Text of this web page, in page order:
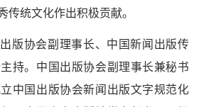
传统文化作出积极贡献。
版协会副理事长、中国新闻出版传
持。中国出版协会副理事长兼秘书
中国出版协会新闻出版文字规范化